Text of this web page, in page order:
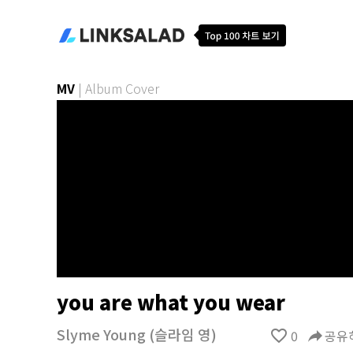
MV | Album Cover
you are what you wear
Slyme Young (슬라임 영) favorite_border 0 reply공유